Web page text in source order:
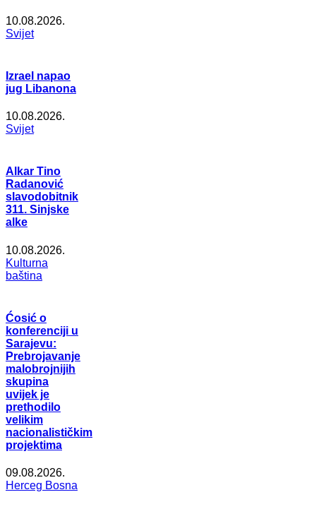
10.08.2026.
Svijet
Izrael napao
jug Libanona
10.08.2026.
Svijet
Alkar Tino
Radanović
slavodobitnik
311. Sinjske
alke
10.08.2026.
Kulturna
baština
Ćosić o
konferenciji u
Sarajevu:
Prebrojavanje
malobrojnijih
skupina
uvijek je
prethodilo
velikim
nacionalističkim
projektima
09.08.2026.
Herceg Bosna